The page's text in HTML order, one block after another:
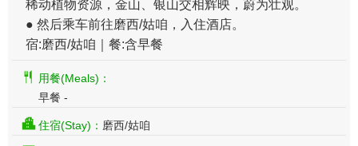
稀动植物资源，金山、银山交相辉映，蔚为壮观。
● 然后乘车前往磨西/姑咱，入住酒店。
宿:磨西/姑咱｜餐:含早餐
用餐(Meals)：
早餐 -
住宿(Stay)： 磨西/姑咱